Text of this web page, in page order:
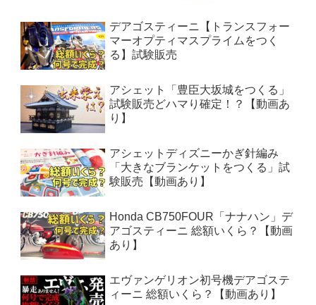
デアゴスティーニ【トランスフォー
マーオプティマスプライムをつく
る】試験販売
アシェット「豊臣大坂城をつくる」
試験販売どハマり確定！？【動画あ
り】
アシェットディズニーかぎ針編み
「大きなブランケットをつくる」試
験販売【動画あり】
Honda CB750FOUR「ナナハン」デ
アゴスティーニ 総額いくら？【動画
あり】
エヴァンゲリオン初号機デアゴステ
ィーニ 総額いくら？【動画あり】